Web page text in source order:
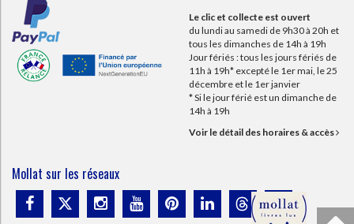
Le clic et collecte est ouvert
du lundi au samedi de 9h30 à 20h et
tous les dimanches de 14h à 19h
Jour fériés : tous les jours fériés de
11h à 19h* excepté le 1er mai, le 25
décembre et le 1er janvier
* Si le jour férié est un dimanche de
14h à 19h
Voir le détail des horaires & accès
Mollat sur les réseaux